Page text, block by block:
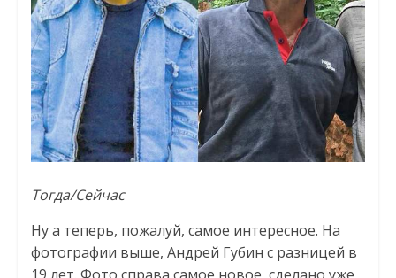
Тогда/Сейчас
Ну а теперь, пожалуй, самое интересное. На
фотографии выше, Андрей Губин с разницей в